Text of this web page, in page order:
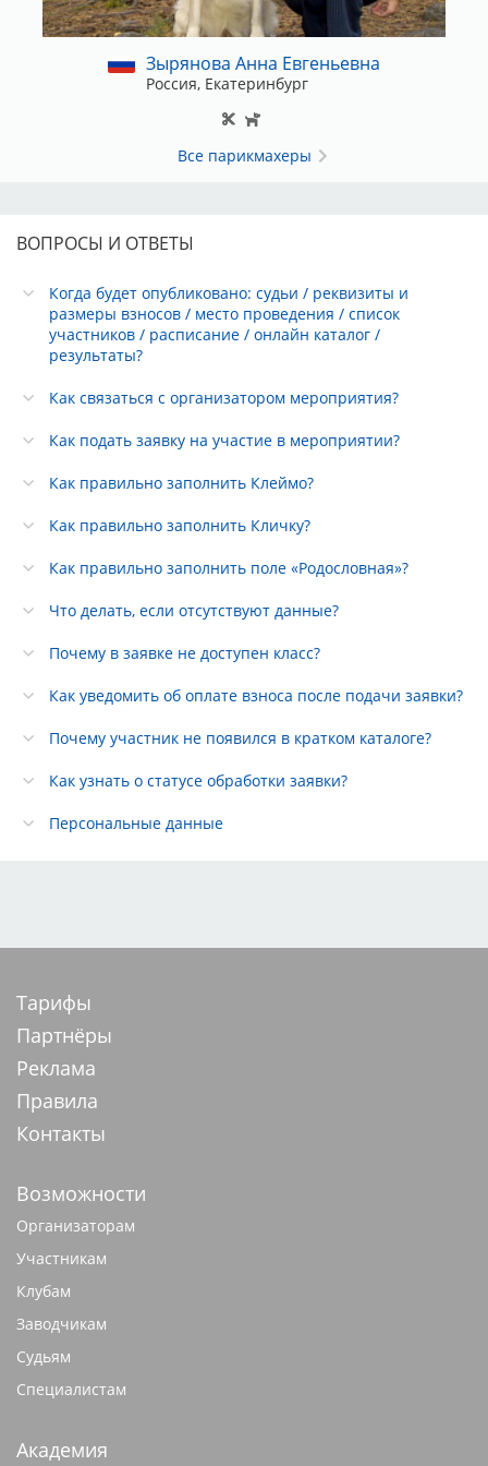
Зырянова Анна Евгеньевна
Россия, Екатеринбург
Все парикмахеры
ВОПРОСЫ И ОТВЕТЫ
Когда будет опубликовано: судьи / реквизиты и
размеры взносов / место проведения / список
участников / расписание / онлайн каталог /
результаты?
Как связаться с организатором мероприятия?
Как подать заявку на участие в мероприятии?
Как правильно заполнить Клеймо?
Как правильно заполнить Кличку?
Как правильно заполнить поле «Родословная»?
Что делать, если отсутствуют данные?
Почему в заявке не доступен класс?
Как уведомить об оплате взноса после подачи заявки?
Почему участник не появился в кратком каталоге?
Как узнать о статусе обработки заявки?
Персональные данные
Тарифы
Партнёры
Реклама
Правила
Контакты
Возможности
Организаторам
Участникам
Клубам
Заводчикам
Судьям
Специалистам
Академия